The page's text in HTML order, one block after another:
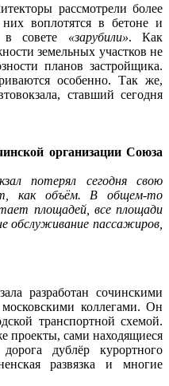
рассмотрели более
воплотятся в бетоне и
в совете «зарубили». Как
земельных участков не
планов застройщика.
особенно. Так же,
ставший сегодня
организации Союза
потерял сегодня свою
как объём. В общем-то
площадей, все площади
обслуживание пассажиров,
разработан сочинскими
московскими коллегами. Он
транспортной схемой.
проекты, сами находящиеся
дублёр курортного
развязка и многие